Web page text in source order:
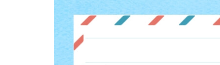
_‘어떻게 배우느냐’가 ‘어떻게 가르치느냐’보다
_떨어진 내 성적 두고 선생님 탓하지 마라
_모든 선생님에게는 반드시 배울 점이 있다
_예의 바름은 똑똑하다는 증거다